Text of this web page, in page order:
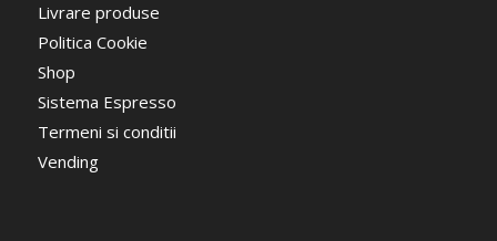
Livrare produse
Politica Cookie
Shop
Sistema Espresso
Termeni si conditii
Vending